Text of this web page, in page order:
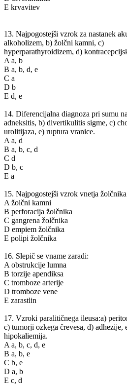
E krvavitev
13. Najpogostejši vzrok za nastanek
alkoholizem, b) žolčni kamni, c)
hyperparathyroidizem, d)
A a, b
B a, b, d, e
C a
D b
E d, e
14. Diferencijalna diagnoza pri sumu
adneksitis, b) divertikulitis sigme, c)
urolitijaza, e) ruptura vranice.
A a, d
B a, b, c, d
C d
D b, c
E a
15. Najpogostejši vzrok vnetja
A žolčni kamni
B perforacija žolčnika
C gangrena žolčnika
D empiem žolčnika
E polipi žolčnika
16. Slepič se vname zaradi:
A obstrukcije lumna
B torzije apendiksa
C tromboze arterije
D tromboze vene
E zarastlin
17. Vzroki paralitičnega ileusa:a)
c) tumorji ozkega črevesa, d) adhezije,
hipokaliemija.
A a, b, c, d, e
B a, b, e
C b, e
D a, b
E c, d